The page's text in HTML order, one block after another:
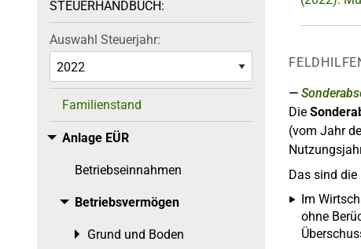
Die
(vom Jahr
Das sind die
Im
ohne
STEUERHANDBUCH:
Auswahl Steuerjahr:
Familienstand
Anlage EÜR
Toggle menu
Betriebseinnahmen
Betriebsvermögen
Toggle menu
Grund und Boden
Toggle menu